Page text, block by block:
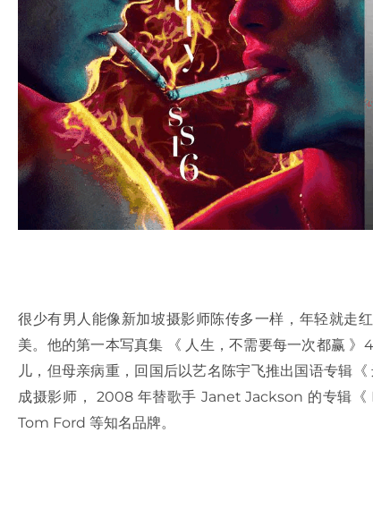
很少有男人能像新加坡摄影师陈传多一样，年轻就走
美。他的第一本写真集 《 人生，不需要每一次都赢
儿，但母亲病重，回国后以艺名陈宇飞推出国语专辑
成摄影师， 2008 年替歌手 Janet Jackson 的专辑
Tom Ford 等知名品牌。